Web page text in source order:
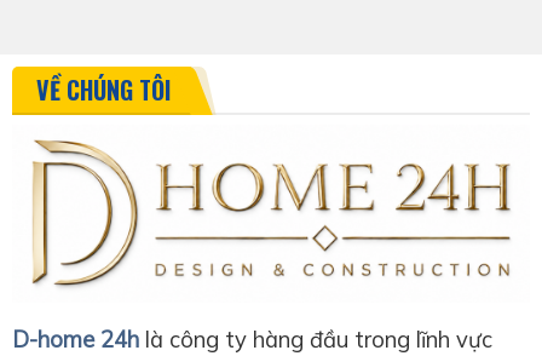
VỀ CHÚNG TÔI
D-home 24h là công ty hàng đầu trong lĩnh vực